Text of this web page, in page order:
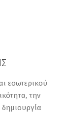
εσωτερικού
την